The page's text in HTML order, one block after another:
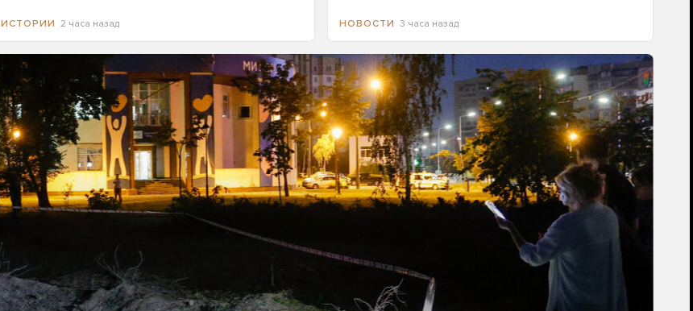
ИСТОРИИ 2 часа назад НОВОСТИ 3 часа назад